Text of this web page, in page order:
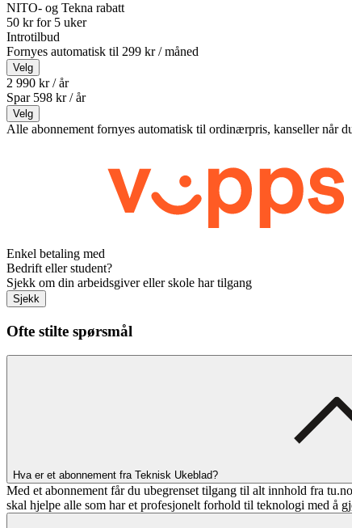
NITO- og Tekna rabatt
50 kr for 5 uker
Introtilbud
Fornyes automatisk til 299 kr / måned
Velg
2 990 kr / år
Spar 598 kr /år
Velg
Alle abonnement fornyes automatisk til ordinærpris, kanseller når
Enkel betaling med
Bedrift eller student?
Sjekk om din arbeidsgiver eller skole har tilgang
Sjekk
Ofte stilte spørsmål
Hva er et abonnement fra Teknisk Ukeblad?
Med et abonnement får du ubegrenset tilgang til alt innhold fra
skal hjelpe alle som har et profesjonelt forhold til teknologi med å